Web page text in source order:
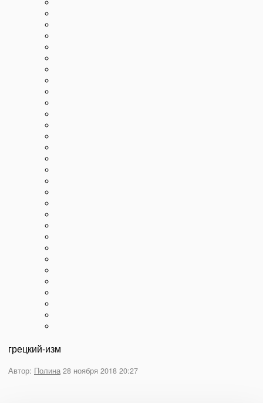
грецкий-изм
Автор: Полина 28 ноября 2018 20:27